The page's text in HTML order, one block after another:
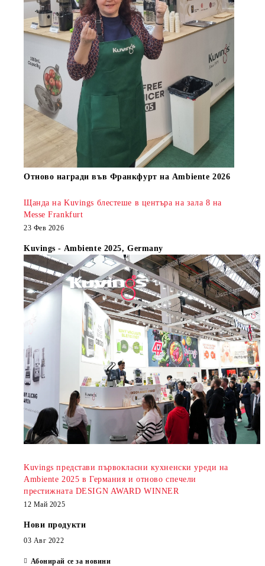
Oтново награди във Франкфурт на Ambiente 2026
Щанда на Kuvings блестеше в центъра на зала 8 на
Messe Frankfurt
23 Фев 2026
Kuvings - Ambiente 2025, Germany
Kuvings представи първокласни кухненски уреди на
Ambiente 2025 в Германия и отново спечели
престижната DESIGN AWARD WINNER
12 Май 2025
Нови продукти
03 Авг 2022
Абонирай се за новини